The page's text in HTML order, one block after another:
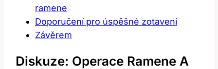
ramene
Doporučení pro úspěšné zotavení
Závěrem
Diskuze: Operace Ramene A